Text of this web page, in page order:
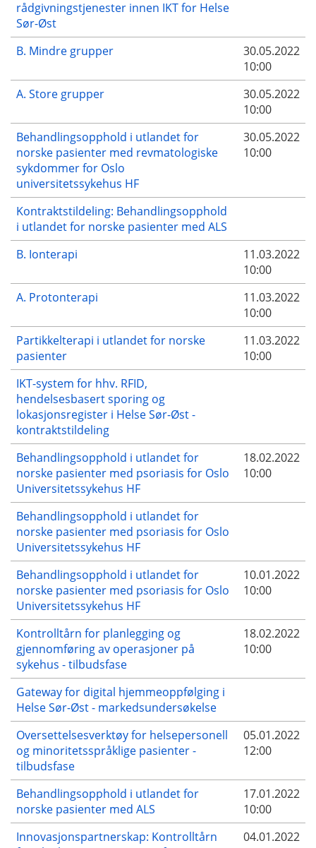
rådgivningstjenester innen IKT for Helse
Sør-Øst
B. Mindre grupper
30.05.2022
10:00
A. Store grupper
30.05.2022
10:00
Behandlingsopphold i utlandet for
norske pasienter med revmatologiske
sykdommer for Oslo
universitetssykehus HF
30.05.2022
10:00
Kontraktstildeling: Behandlingsopphold
i utlandet for norske pasienter med ALS
B. Ionterapi
11.03.2022
10:00
A. Protonterapi
11.03.2022
10:00
Partikkelterapi i utlandet for norske
pasienter
11.03.2022
10:00
IKT-system for hhv. RFID,
hendelsesbasert sporing og
lokasjonsregister i Helse Sør-Øst -
kontraktstildeling
Behandlingsopphold i utlandet for
norske pasienter med psoriasis for Oslo
Universitetssykehus HF
18.02.2022
10:00
Behandlingsopphold i utlandet for
norske pasienter med psoriasis for Oslo
Universitetssykehus HF
Behandlingsopphold i utlandet for
norske pasienter med psoriasis for Oslo
Universitetssykehus HF
10.01.2022
10:00
Kontrolltårn for planlegging og
gjennomføring av operasjoner på
sykehus - tilbudsfase
18.02.2022
10:00
Gateway for digital hjemmeoppfølging i
Helse Sør-Øst - markedsundersøkelse
Oversettelsesverktøy for helsepersonell
og minoritetsspråklige pasienter -
tilbudsfase
05.01.2022
12:00
Behandlingsopphold i utlandet for
norske pasienter med ALS
17.01.2022
10:00
Innovasjonspartnerskap: Kontrolltårn
04.01.2022